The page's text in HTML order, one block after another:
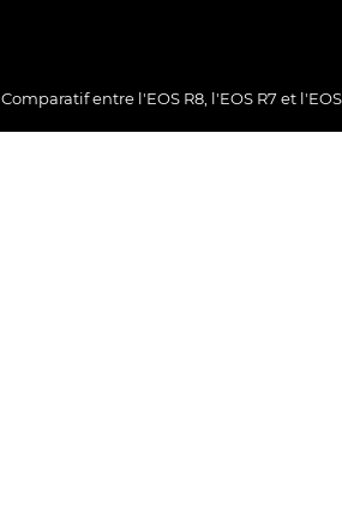
Comparatif entre l'EOS R8, l'EOS R7 et